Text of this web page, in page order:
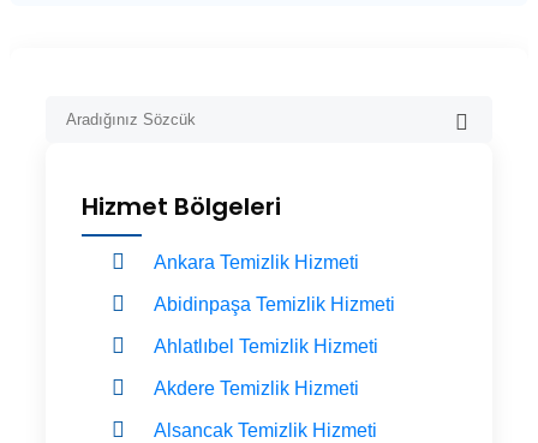
Hizmet Bölgeleri
Ankara Temizlik Hizmeti
Abidinpaşa Temizlik Hizmeti
Ahlatlıbel Temizlik Hizmeti
Akdere Temizlik Hizmeti
Alsancak Temizlik Hizmeti